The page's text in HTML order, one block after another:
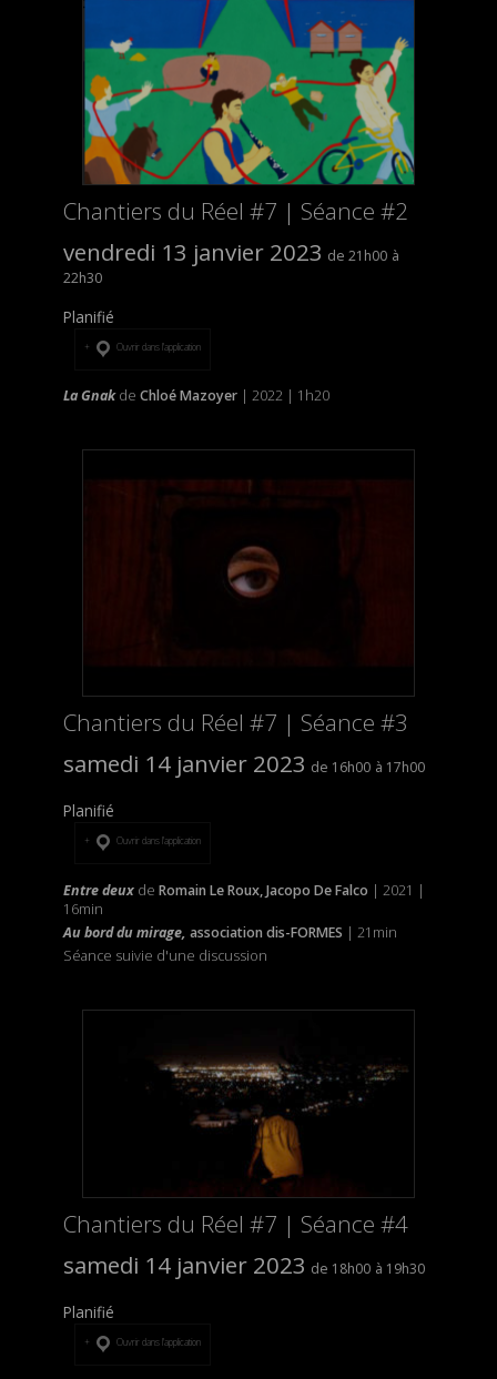
Chantiers du Réel #7 | Séance #2
vendredi 13 janvier 2023
21h00
22h30
Planifié
Ouvrir dans l’application
La Gnakde Chloé Mazoyer| 2022 | 1h20
Chantiers du Réel #7 | Séance #3
samedi 14 janvier 2023
16h00 17h00
Planifié
Ouvrir dans l’application
Entre deuxde Romain Le Roux, Jacopo De Falco | 2021 |
16min
Au bord du mirage, association dis-FORMES | 21min
Séance suivie d'une discussion
Chantiers du Réel #7 | Séance #4
samedi 14 janvier 2023
18h00 19h30
Planifié
Ouvrir dans l’application